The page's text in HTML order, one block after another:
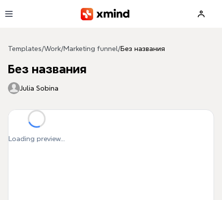
Templates/Work/Marketing funnel/Без названия
Без названия
Julia Sobina
Loading preview...